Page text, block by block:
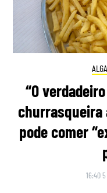
“O
churrasqueira
pode comer
16:40